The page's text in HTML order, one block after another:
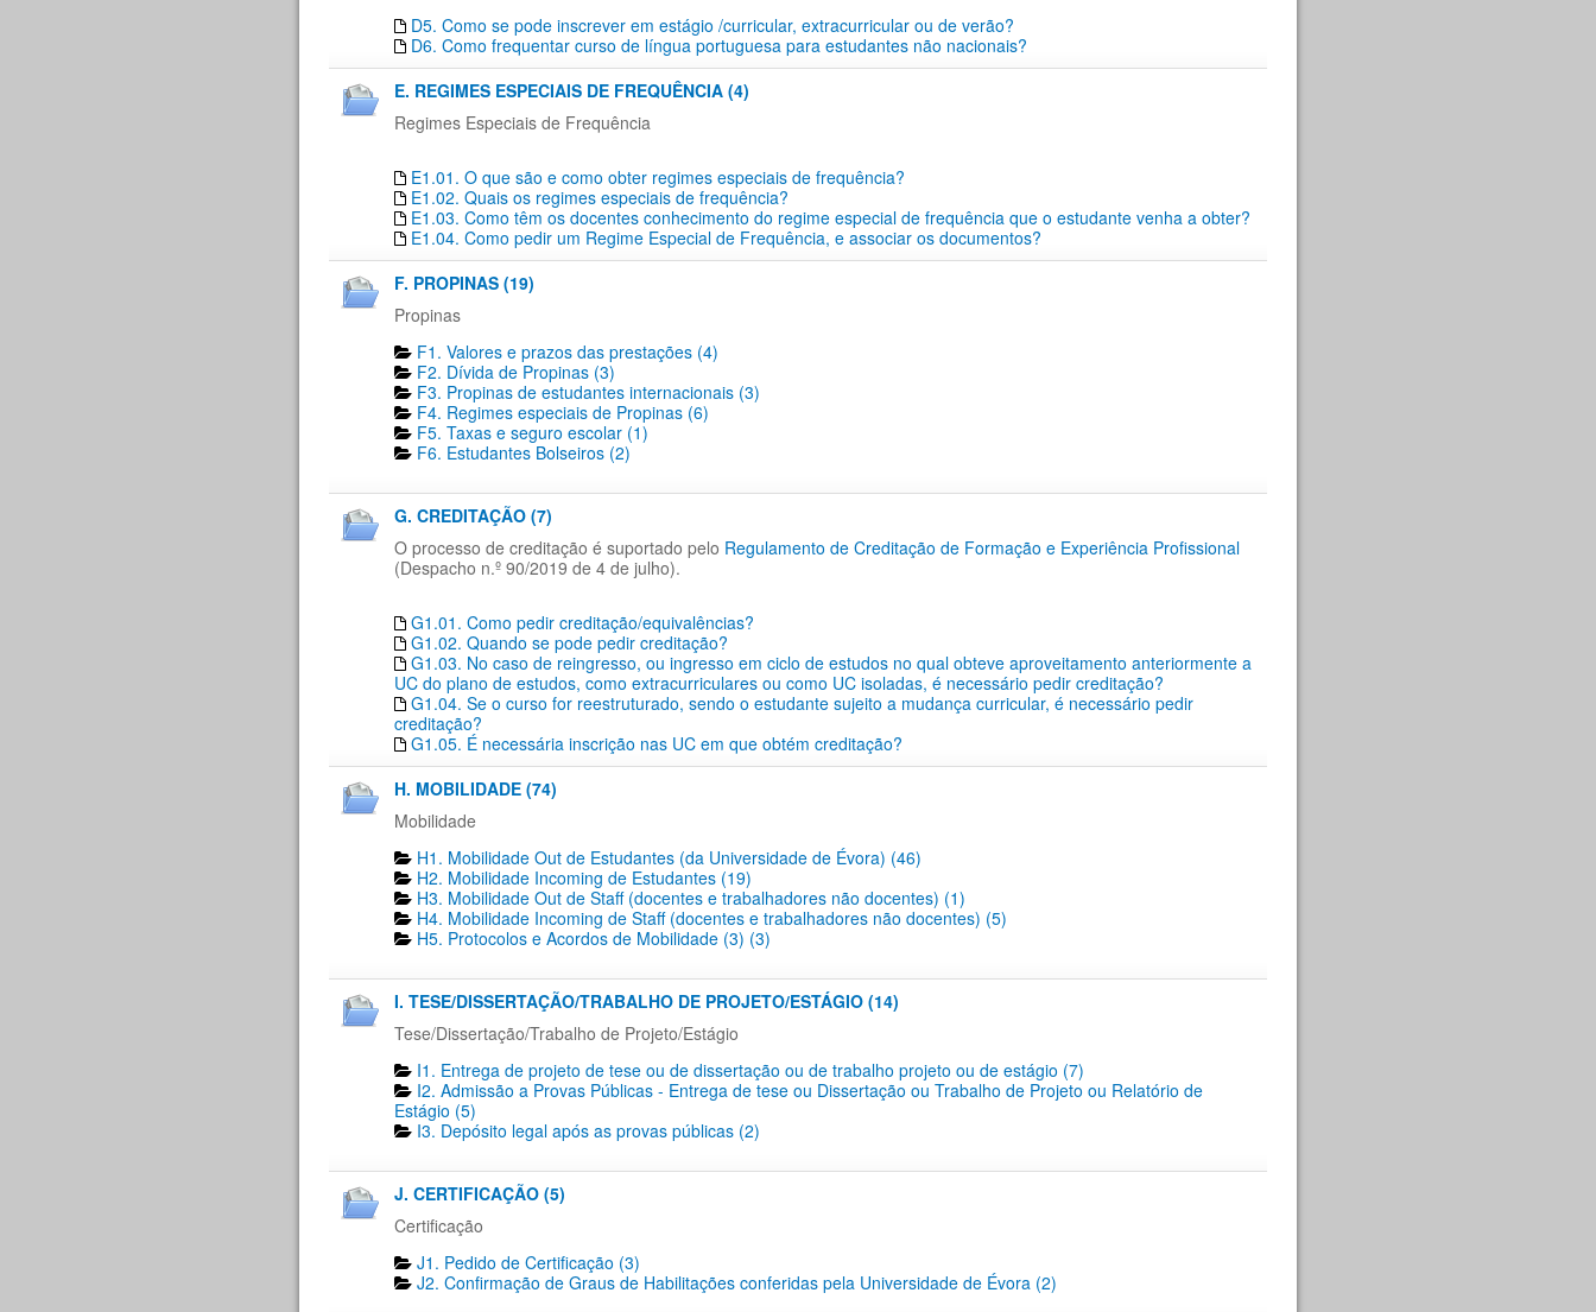
D5. Como se pode inscrever em estágio /curricular, extracurricular ou de verão?
D6. Como frequentar curso de língua portuguesa para estudantes não nacionais?
E. REGIMES ESPECIAIS DE FREQUÊNCIA (4)
Regimes Especiais de Frequência
E1.01. O que são e como obter regimes especiais de frequência?
E1.02. Quais os regimes especiais de frequência?
E1.03. Como têm os docentes conhecimento do regime especial de frequência que o estudante venha a obter?
E1.04. Como pedir um Regime Especial de Frequência, e associar os documentos?
F. PROPINAS (19)
Propinas
F1. Valores e prazos das prestações (4)
F2. Dívida de Propinas (3)
F3. Propinas de estudantes internacionais (3)
F4. Regimes especiais de Propinas (6)
F5. Taxas e seguro escolar (1)
F6. Estudantes Bolseiros (2)
G. CREDITAÇÃO (7)
O processo de creditação é suportado pelo Regulamento de Creditação de Formação e Experiência Profissional
(Despacho n.º 90/2019 de 4 de julho).
G1.01. Como pedir creditação/equivalências?
G1.02. Quando se pode pedir creditação?
G1.03. No caso de reingresso, ou ingresso em ciclo de estudos no qual obteve aproveitamento anteriormente a
UC do plano de estudos, como extracurriculares ou como UC isoladas, é necessário pedir creditação?
G1.04. Se o curso for reestruturado, sendo o estudante sujeito a mudança curricular, é necessário pedir
creditação?
G1.05. É necessária inscrição nas UC em que obtém creditação?
H. MOBILIDADE (74)
Mobilidade
H1. Mobilidade Out de Estudantes (da Universidade de Évora) (46)
H2. Mobilidade Incoming de Estudantes (19)
H3. Mobilidade Out de Staff (docentes e trabalhadores não docentes) (1)
H4. Mobilidade Incoming de Staff (docentes e trabalhadores não docentes) (5)
H5. Protocolos e Acordos de Mobilidade (3) (3)
I. TESE/DISSERTAÇÃO/TRABALHO DE PROJETO/ESTÁGIO (14)
Tese/Dissertação/Trabalho de Projeto/Estágio
I1. Entrega de projeto de tese ou de dissertação ou de trabalho projeto ou de estágio (7)
I2. Admissão a Provas Públicas - Entrega de tese ou Dissertação ou Trabalho de Projeto ou Relatório de
Estágio (5)
I3. Depósito legal após as provas públicas (2)
J. CERTIFICAÇÃO (5)
Certificação
J1. Pedido de Certificação​ (3)
J2. Confirmação de Graus de Habilitações conferidas pela Universidade de Évora (2)